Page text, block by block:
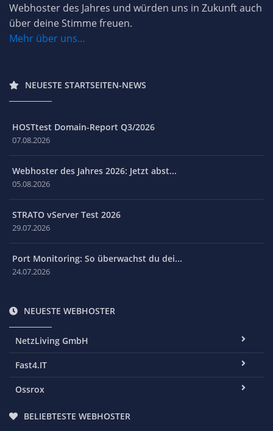
Webhoster des Jahres und würden uns in Zukunft auch
über deine Stimme freuen.
Mehr über uns...
NEUESTE STARTSEITEN-NEWS
HOSTtest Domain-Report Q3/2026
07.08.2026
Webhoster des Jahres 2026: Jetzt abst...
05.08.2026
STRATO vServer Test 2026
29.07.2026
Port Monitoring: So überwachst du dei...
24.07.2026
NEUESTE WEBHOSTER
NetzLiving GmbH
Fast4.IT
Ossrox
BELIEBTESTE WEBHOSTER